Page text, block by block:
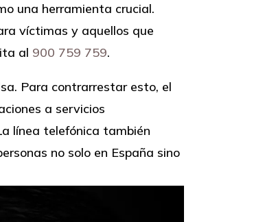
una herramienta crucial.
víctimas y aquellos que
al 900 759 759.
Para contrarrestar esto, el
a servicios
línea telefónica también
no solo en España sino